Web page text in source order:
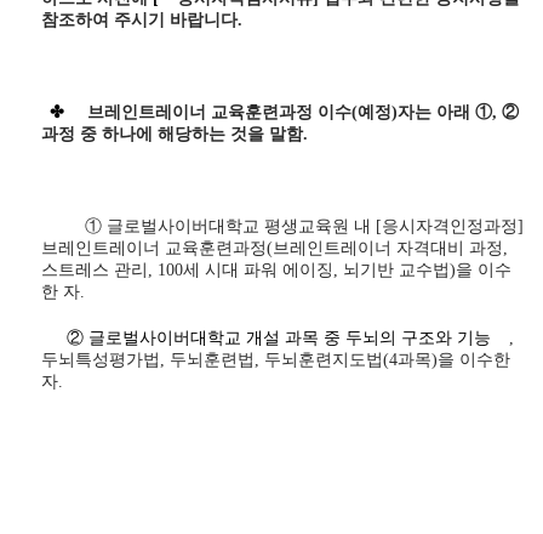
참조하여 주시기 바랍니다.
✤
브레인트레이너 교육훈련과정 이수(예정)자는 아래 ①, ②
과정 중 하나에 해당하는 것을 말함.
① 글로벌사이버대학교 평생교육원 내 [응시자격인정과정]
브레인트레이너 교육훈련과정(브레인트레이너 자격대비 과정,
스트레스 관리, 100세 시대 파워 에이징, 뇌기반 교수법)을 이수
한 자.
② 글로벌사이버대학교 개설 과목 중 두뇌의 구조와 기능
,
두뇌특성평가법, 두뇌훈련법, 두뇌훈련지도법(4과목)을 이수한
자.